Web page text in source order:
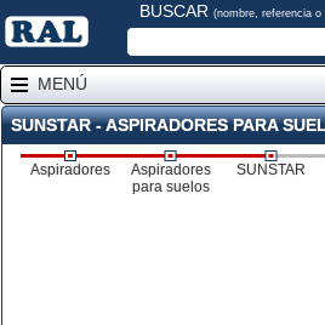
BUSCAR (nombre, referencia o
MENÚ
SUNSTAR - ASPIRADORES PARA
Aspiradores
Aspiradores
para suelos
SUNSTAR